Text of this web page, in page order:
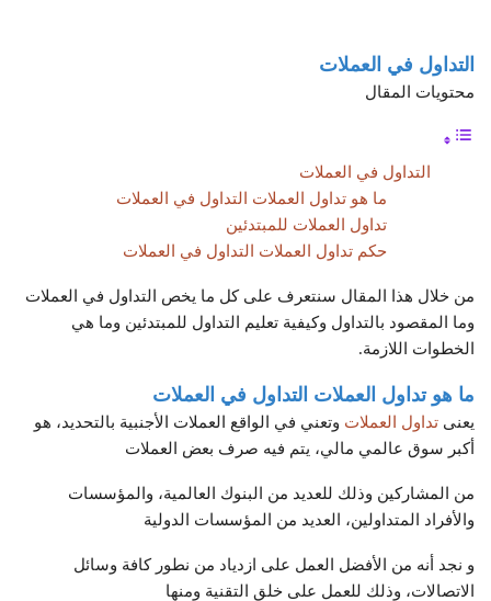
التداول في العملات
محتويات المقال
التداول في العملات
ما هو تداول العملات التداول في العملات
تداول العملات للمبتدئين
حكم تداول العملات التداول في العملات
من خلال هذا المقال سنتعرف على كل ما يخص التداول في العملات
وما المقصود بالتداول وكيفية تعليم التداول للمبتدئين وما هي
الخطوات اللازمة.
ما هو تداول العملات التداول في العملات
يعنى تداول العملات وتعني في الواقع العملات الأجنبية بالتحديد، هو
أكبر سوق عالمي مالي، يتم فيه صرف بعض العملات
من المشاركين وذلك للعديد من البنوك العالمية، والمؤسسات
والأفراد المتداولين، العديد من المؤسسات الدولية
و نجد أنه من الأفضل العمل على ازدياد من نطور كافة وسائل
الاتصالات، وذلك للعمل على خلق التقنية ومنها